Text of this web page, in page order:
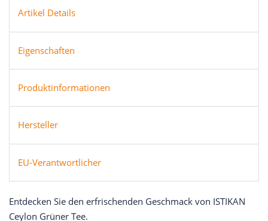
Artikel Details
Eigenschaften
Produktinformationen
Hersteller
EU-Verantwortlicher
Entdecken Sie den erfrischenden Geschmack von ISTIKAN
Ceylon Grüner Tee.